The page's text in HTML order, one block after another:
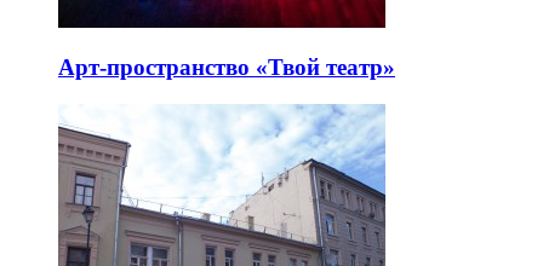
Арт-пространство «Твой театр»